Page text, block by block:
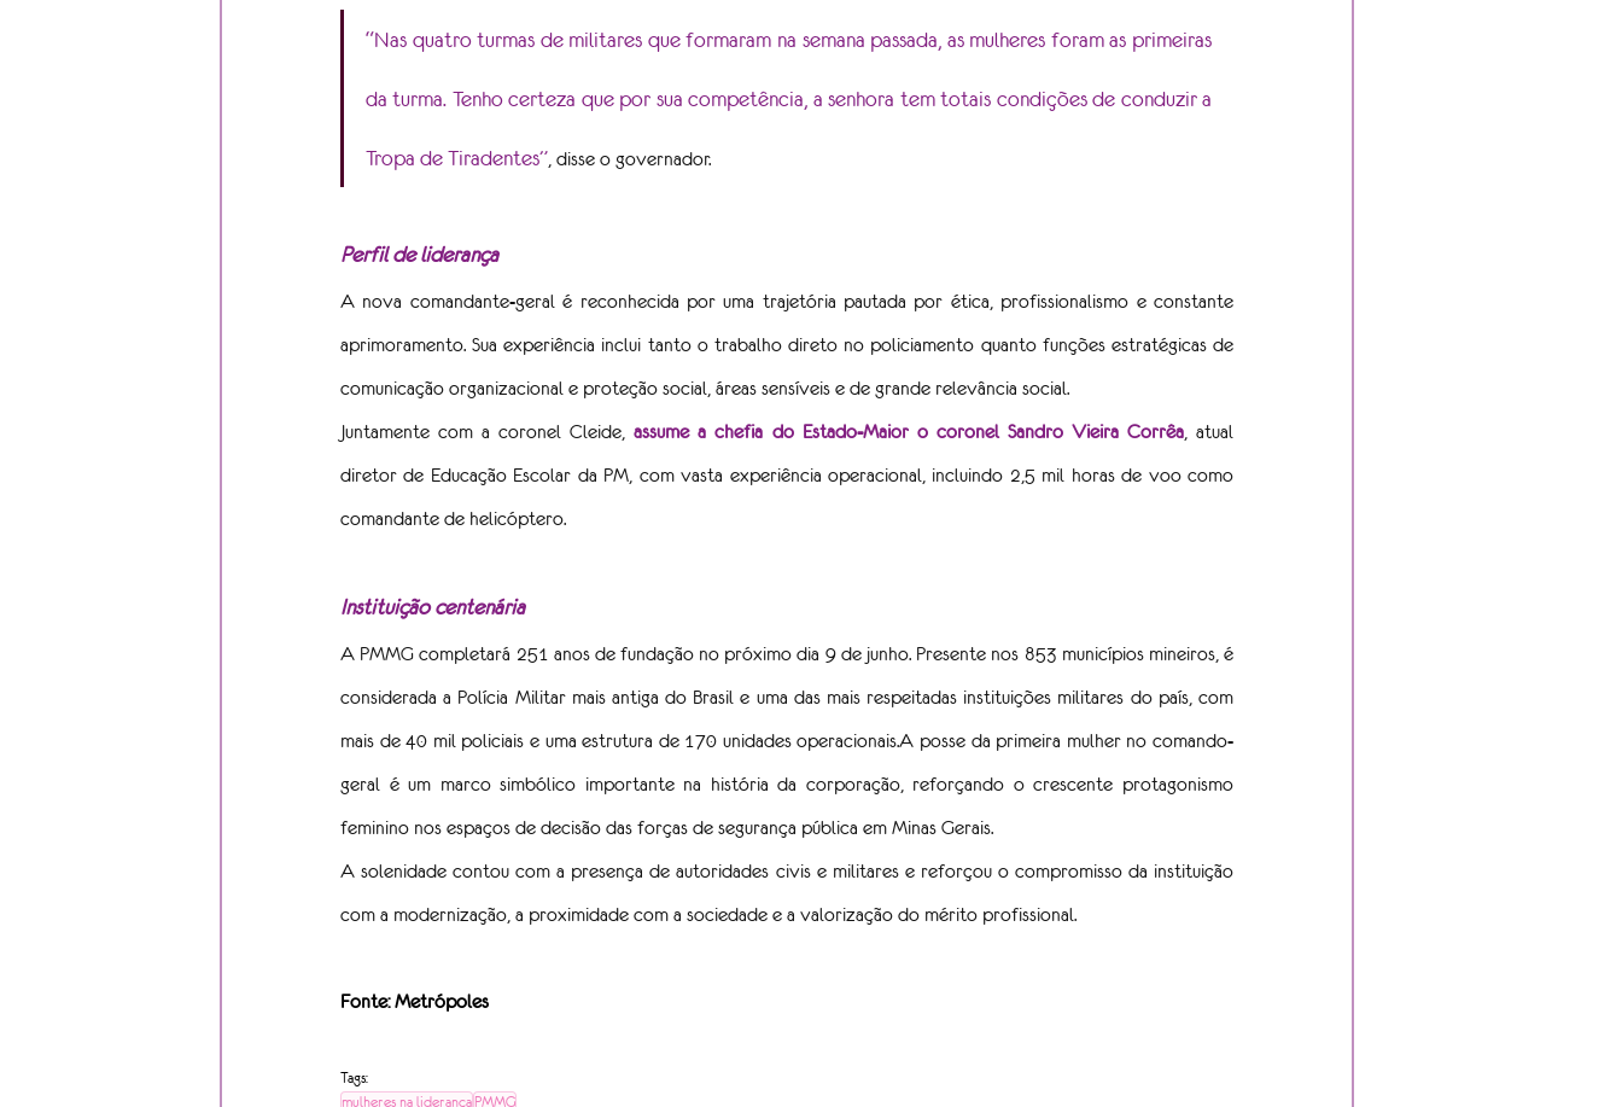
“Nas quatro turmas de militares que formaram na semana passada, as mulheres foram as primeiras
da turma. Tenho certeza que por sua competência, a senhora tem totais condições de conduzir a
Tropa de Tiradentes” , disse o governador.
Perfil de liderança
A nova comandante-geral é reconhecida por uma trajetória pautada por ética, profissionalismo e constante
aprimoramento. Sua experiência inclui tanto o trabalho direto no policiamento quanto funções estratégicas de
comunicação organizacional e proteção social, áreas sensíveis e de grande relevância social.
Juntamente com a coronel Cleide, assume a chefia do Estado-Maior o coronel Sandro Vieira Corrêa, atual
diretor de Educação Escolar da PM, com vasta experiência operacional, incluindo 2,5 mil horas de voo como
comandante de helicóptero.
Instituição centenária
A PMMG completará 251 anos de fundação no próximo dia 9 de junho. Presente nos 853 municípios mineiros, é
considerada a Polícia Militar mais antiga do Brasil e uma das mais respeitadas instituições militares do país, com
mais de 40 mil policiais e uma estrutura de 170 unidades operacionais.A posse da primeira mulher no comando-
geral é um marco simbólico importante na história da corporação, reforçando o crescente protagonismo
feminino nos espaços de decisão das forças de segurança pública em Minas Gerais.
A solenidade contou com a presença de autoridades civis e militares e reforçou o compromisso da instituição
com a modernização, a proximidade com a sociedade e a valorização do mérito profissional.
Fonte: Metrópoles
Tags:
mulheres na liderança PMMG